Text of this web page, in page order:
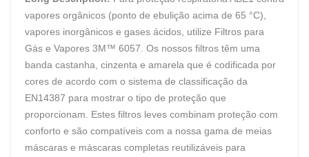
vapores orgânicos (ponto de ebulição acima de 65 °C),
vapores inorgânicos e gases ácidos, utilize Filtros para
Gás e Vapores 3M™ 6057. Os nossos filtros têm uma
banda castanha, cinzenta e amarela que é codificada por
cores de acordo com o sistema de classificação da
EN14387 para mostrar o tipo de proteção que
proporcionam. Estes filtros leves combinam proteção com
conforto e são compatíveis com a nossa gama de meias
máscaras e máscaras completas reutilizáveis para